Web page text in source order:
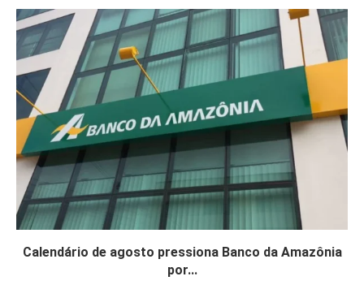
Calendário de agosto pressiona Banco da Amazônia
por...